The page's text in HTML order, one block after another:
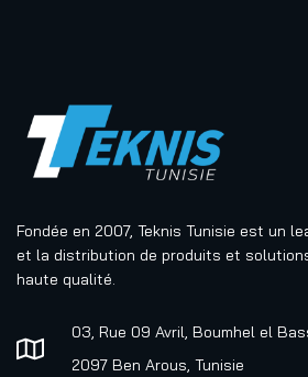
Fondée en 2007, Teknis Tunisie est un
et la distribution de produits et
haute qualité.
03, Rue 09 Avril, Boumhel el
2097 Ben Arous, Tunisie